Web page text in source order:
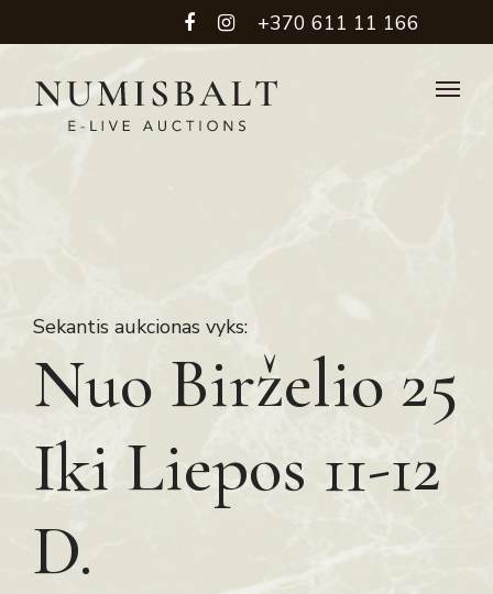
+370 611 11 166
Sekantis aukcionas vyks:
Nuo Birželio 25
Iki Liepos 11-12
D.